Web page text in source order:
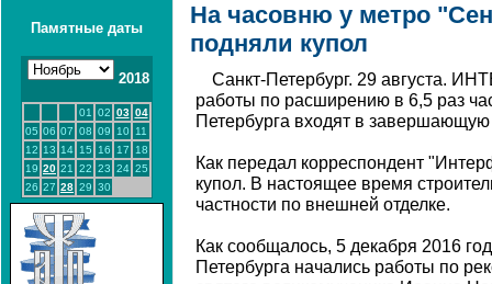
Памятные даты
2018
01 02 03 04
05 06 07 08 09 10
11
12 13 14 15 16 17
18
19 20 21 22 23 24 25
26 27 28 29 30
На часовню у метро
подняли купол
Санкт-Петербург. 29 августа.
работы по расширению в 6,5 раз
Петербурга входят в
Как передал корреспондент
купол. В настоящее время
частности по внешней отделке.
Как сообщалось, 5 декабря 2016
Петербурга начались работы по